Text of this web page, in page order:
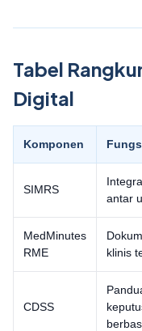
Tabel
Digital
Komponen
SIMRS
antar
MedMinutes
RME
klinis
CDSS